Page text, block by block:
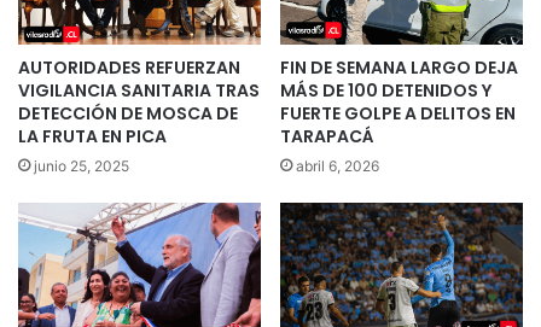
AUTORIDADES REFUERZAN
VIGILANCIA SANITARIA TRAS
DETECCIÓN DE MOSCA DE
LA FRUTA EN PICA
junio 25, 2025
FIN DE SEMANA LARGO DEJA
MÁS DE 100 DETENIDOS Y
FUERTE GOLPE A DELITOS EN
TARAPACÁ
abril 6, 2026